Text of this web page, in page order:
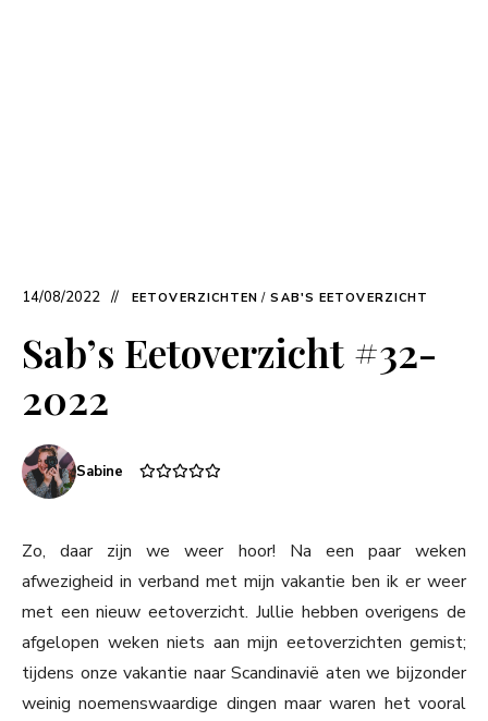
14/08/2022 EETOVERZICHTEN / SAB'S EETOVERZICHT
Sab’s Eetoverzicht #32-
2022
Sabine
Zo, daar zijn we weer hoor! Na een paar weken
afwezigheid in verband met mijn vakantie ben ik er weer
met een nieuw eetoverzicht. Jullie hebben overigens de
afgelopen weken niets aan mijn eetoverzichten gemist;
tijdens onze vakantie naar Scandinavië aten we bijzonder
weinig noemenswaardige dingen maar waren het vooral